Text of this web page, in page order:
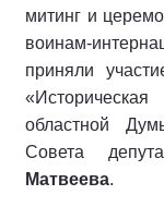
митинг и
воинам-
приняли
областной
Совета
Матвеева.